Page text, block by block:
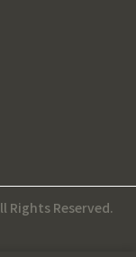
Rights Reserved.